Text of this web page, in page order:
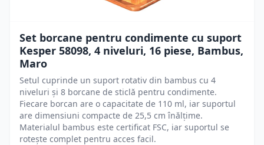
Set borcane pentru condimente cu suport
Kesper 58098, 4 niveluri, 16 piese, Bambus,
Maro
Setul cuprinde un suport rotativ din bambus cu 4
niveluri și 8 borcane de sticlă pentru condimente.
Fiecare borcan are o capacitate de 110 ml, iar suportul
are dimensiuni compacte de 25,5 cm înălțime.
Materialul bambus este certificat FSC, iar suportul se
rotește complet pentru acces facil.